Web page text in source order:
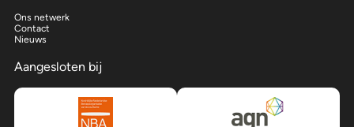
Ons netwerk
Contact
Nieuws
Aangesloten bij